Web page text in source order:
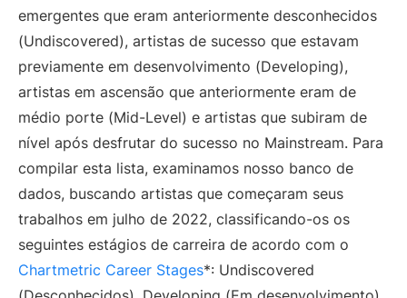
emergentes que eram anteriormente desconhecidos
(Undiscovered), artistas de sucesso que estavam
previamente em desenvolvimento (Developing),
artistas em ascensão que anteriormente eram de
médio porte (Mid-Level) e artistas que subiram de
nível após desfrutar do sucesso no Mainstream. Para
compilar esta lista, examinamos nosso banco de
dados, buscando artistas que começaram seus
trabalhos em julho de 2022, classificando-os os
seguintes estágios de carreira de acordo com o
Chartmetric Career Stages*: Undiscovered